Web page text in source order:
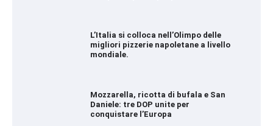
L’Italia si colloca nell’Olimpo delle
migliori pizzerie napoletane a livello
mondiale.
Mozzarella, ricotta di bufala e San
Daniele: tre DOP unite per
conquistare l’Europa